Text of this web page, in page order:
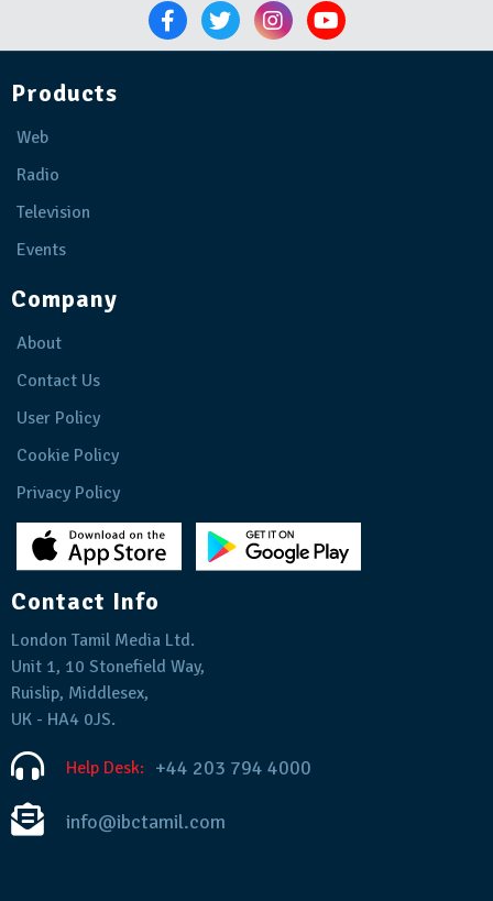
Products
Web
Radio
Television
Events
Company
About
Contact Us
User Policy
Cookie Policy
Privacy Policy
Contact Info
London Tamil Media Ltd.
Unit 1, 10 Stonefield Way,
Ruislip, Middlesex,
UK - HA4 0JS.
Help Desk: +44 203 794 4000
info@ibctamil.com